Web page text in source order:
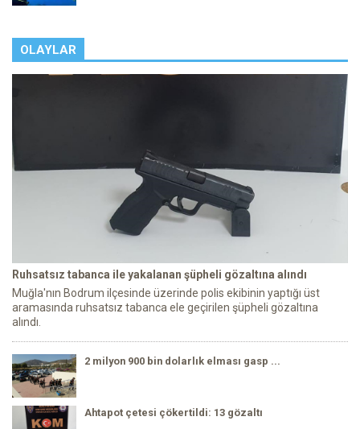
OLAYLAR
Ruhsatsız tabanca ile yakalanan şüpheli gözaltına alındı
Muğla'nın Bodrum ilçesinde üzerinde polis ekibinin yaptığı üst
aramasında ruhsatsız tabanca ele geçirilen şüpheli gözaltına
alındı.
2 milyon 900 bin dolarlık elması gasp ...
Ahtapot çetesi çökertildi: 13 gözaltı